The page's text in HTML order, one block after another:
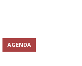
AGENDA